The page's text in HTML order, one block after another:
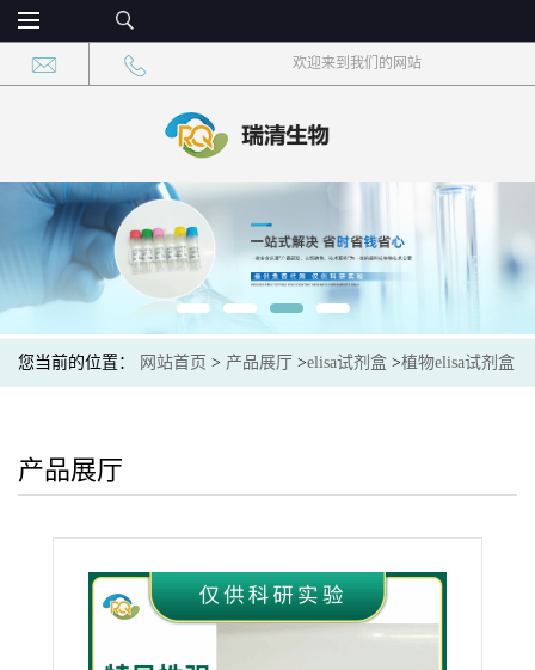
欢迎来到我们的网站
您当前的位置： 网站首页 > 产品展厅 >elisa试剂盒 >植物elisa试剂盒
产品展厅